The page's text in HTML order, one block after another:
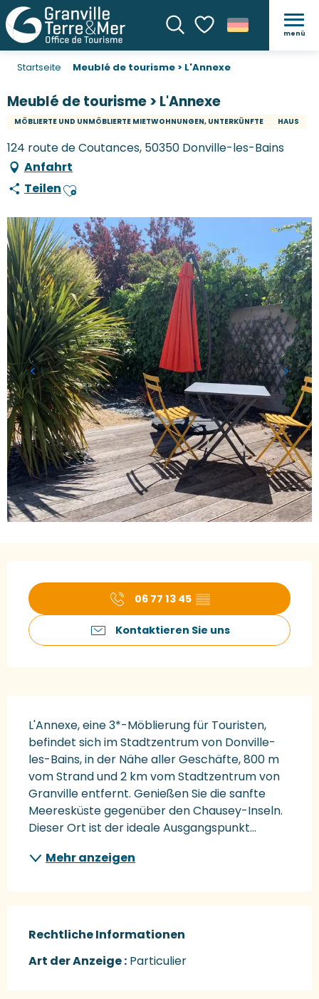
SucheVoir les favoris
menü
Startseite Meublé de tourisme > L'Annexe
Meublé de tourisme > L'Annexe
MÖBLIERTE UND UNMÖBLIERTE MIETWOHNUNGEN, UNTERKÜNFTE HAUS
124 route de Coutances, 50350 Donville-les-Bains
Anfahrt
TeilenAjouter aux favoris
06 77 13 45 ▒▒
Kontaktieren Sie uns
L'Annexe, eine 3*-Möblierung für Touristen,
befindet sich im Stadtzentrum von Donville-
les-Bains, in der Nähe aller Geschäfte, 800 m
vom Strand und 2 km vom Stadtzentrum von
Granville entfernt. Genießen Sie die sanfte
Meeresküste gegenüber den Chausey-Inseln.
Dieser Ort ist der ideale Ausgangspunkt...
Mehr anzeigen
Rechtliche Informationen
Rechtliche Informationen
Art der Anzeige : Particulier